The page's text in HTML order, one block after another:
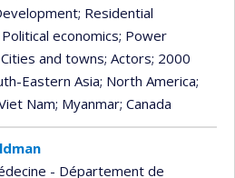
; Residential
Political economics; Power
and towns; Actors; 2000
Eastern Asia; North America;
Nam; Myanmar; Canada
- Département de